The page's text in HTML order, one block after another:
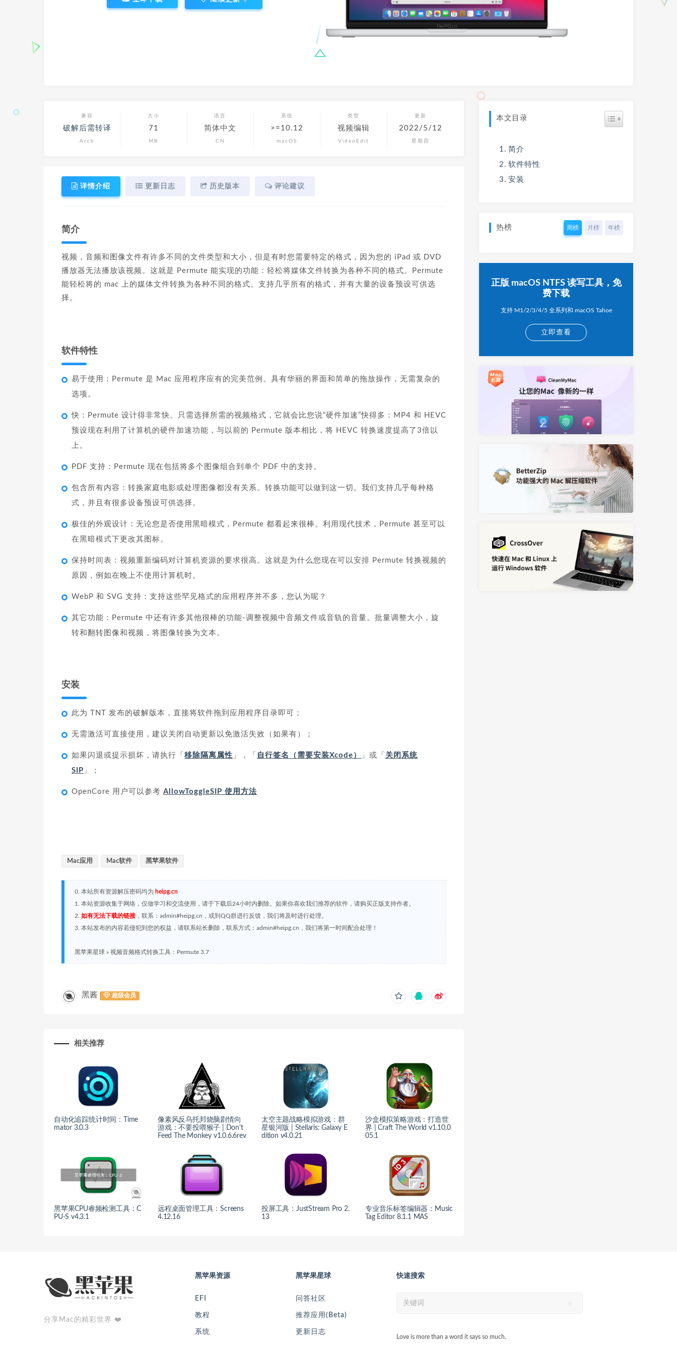
兼容
破解后需转译
Arch
大小
71
MB
语言
简体中文
CN
系统
>=10.12
macOS
类型
视频编辑
VideoEdit
更新
2022/5/12
星期四
详情介绍 更新日志 历史版本 评论建议
简介
视频，音频和图像文件有许多不同的文件类型和大小，但是有时您需要特定的格式，因为您的 iPad 或 DVD
播放器无法播放该视频。这就是 Permute 能实现的功能：轻松将媒体文件转换为各种不同的格式。Permute
能轻松将的 mac 上的媒体文件转换为各种不同的格式。支持几乎所有的格式，并有大量的设备预设可供选
择。
软件特性
易于使用：Permute 是 Mac 应用程序应有的完美范例。具有华丽的界面和简单的拖放操作，无需复杂的
选项。
快：Permute 设计得非常快。只需选择所需的视频格式，它就会比您说“硬件加速”快得多：MP4 和 HEVC
预设现在利用了计算机的硬件加速功能，与以前的 Permute 版本相比，将 HEVC 转换速度提高了3倍以
上。
PDF 支持：Permute 现在包括将多个图像组合到单个 PDF 中的支持。
包含所有内容：转换家庭电影或处理图像都没有关系。转换功能可以做到这一切。我们支持几乎每种格
式，并且有很多设备预设可供选择。
极佳的外观设计：无论您是否使用黑暗模式，Permute 都看起来很棒。利用现代技术，Permute 甚至可以
在黑暗模式下更改其图标。
保持时间表：视频重新编码对计算机资源的要求很高。这就是为什么您现在可以安排 Permute 转换视频的
原因，例如在晚上不使用计算机时。
WebP 和 SVG 支持：支持这些罕见格式的应用程序并不多，您认为呢？
其它功能：Permute 中还有许多其他很棒的功能-调整视频中音频文件或音轨的音量。批量调整大小，旋
转和翻转图像和视频，将图像转换为文本。
安装
此为 TNT 发布的破解版本，直接将软件拖到应用程序目录即可；
无需激活可直接使用，建议关闭自动更新以免激活失效（如果有）；
如果闪退或提示损坏，请执行「 移除隔离属性 」，「 自行签名（需要安装Xcode） 」或「 关闭系统
SIP 」；
OpenCore 用户可以参考 AllowToggleSIP 使用方法
Mac应用 Mac软件 黑苹果软件
0. 本站所有资源解压密码均为 heipg.cn
1. 本站资源收集于网络，仅做学习和交流使用，请于下载后24小时内删除。如果你喜欢我们推荐的软件，请购买正版支持作者。
2. 如有无法下载的链接，联系：admin#heipg.cn，或到QQ群进行反馈，我们将及时进行处理。
3. 本站发布的内容若侵犯到您的权益，请联系站长删除，联系方式：admin#heipg.cn，我们将第一时间配合处理！
黑苹果星球 » 视频音频格式转换工具：Permute 3.7
黑酱 超级会员
相关推荐
自动化追踪统计时间：Time
mator 3.0.3
像素风反乌托邦烧脑剧情向
游戏：不要投喂猴子 | Don't
Feed The Monkey v1.0.6.6rev
太空主题战略模拟游戏：群
星银河版 | Stellaris: Galaxy E
dition v4.0.21
沙盒模拟策略游戏：打造世
界 | Craft The World v1.10.0
05.1
黑苹果CPU睿频检测工具：C
PU-S v4.3.1
远程桌面管理工具：Screens
4.12.16
投屏工具：JustStream Pro 2.
13
专业音乐标签编辑器：Music
Tag Editor 8.1.1 MAS
本文目录
简介
软件特性
安装
热榜 周榜 月榜 年榜
正版 macOS NTFS 读写工具，免
费下载
支持 M1/2/3/4/5 全系列和 macOS Tahoe
立即查看
分享Mac的精彩世界 ❤️
黑苹果资源
EFI
教程
系统
黑苹果星球
问答社区
推荐应用(Beta)
更新日志
快速搜索
Love is more than a word it says so much.